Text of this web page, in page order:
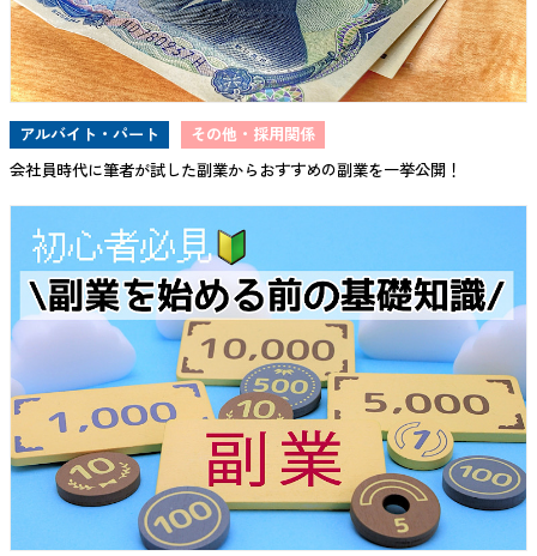
アルバイト・パート
その他・採用関係
会社員時代に筆者が試した副業からおすすめの副業を一挙公開！